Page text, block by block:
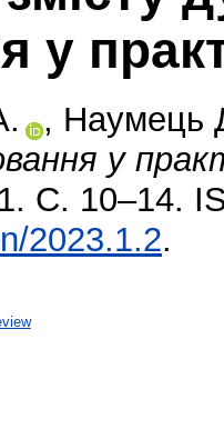
у
, Наумець
у
С. 10–14.
2023.1.2.